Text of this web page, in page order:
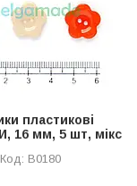
пластикові
16 мм, 5 шт, мікс
B0180